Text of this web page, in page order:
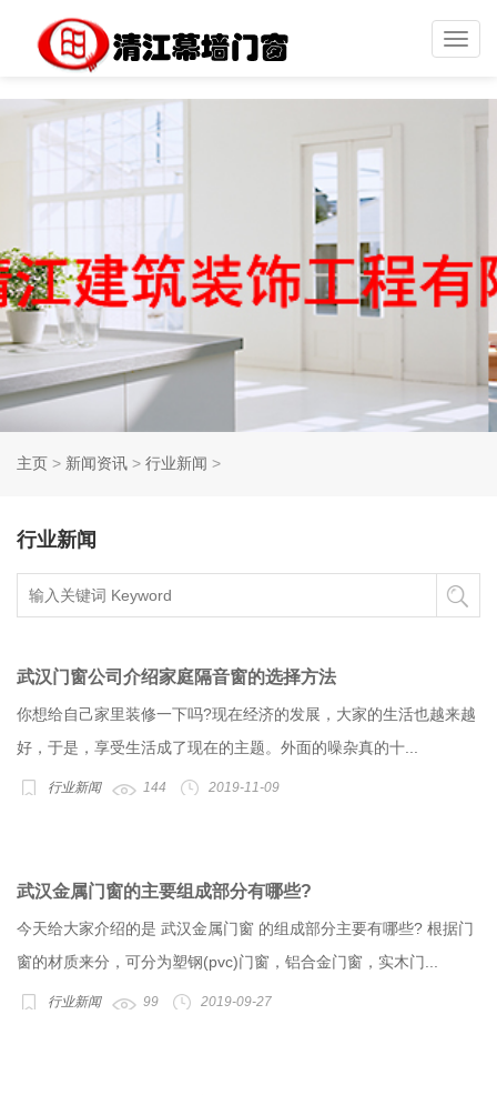
主页 > 新闻资讯 > 行业新闻 >
行业新闻
武汉门窗公司介绍家庭隔音窗的选择方法
你想给自己家里装修一下吗?现在经济的发展，大家的生活也越来越
好，于是，享受生活成了现在的主题。外面的噪杂真的十...
行业新闻 144 2019-11-09
武汉金属门窗的主要组成部分有哪些?
今天给大家介绍的是 武汉金属门窗 的组成部分主要有哪些? 根据门
窗的材质来分，可分为塑钢(pvc)门窗，铝合金门窗，实木门...
行业新闻 99 2019-09-27